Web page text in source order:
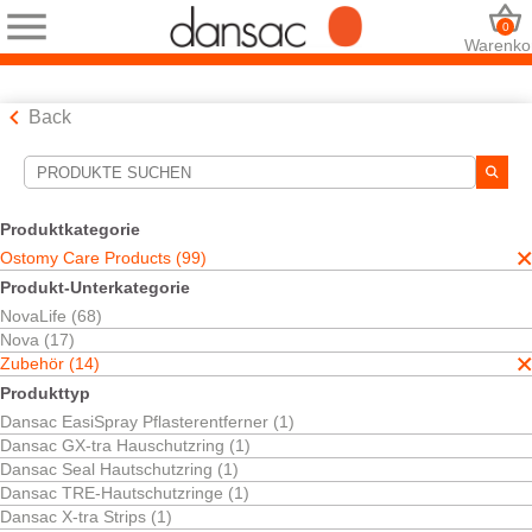
0
Back
Produktkategorie
Ostomy Care Products (99)
Produkt-Unterkategorie
NovaLife (68)
Nova (17)
Zubehör (14)
Produkttyp
Dansac EasiSpray Pflasterentferner (1)
Dansac GX-tra Hauschutzring (1)
Dansac Seal Hautschutzring (1)
Dansac TRE-Hautschutzringe (1)
Dansac X-tra Strips (1)
Suchwerkzeuge
Ihre Auswahl:
Ostomy Care Products
Zubehör
TRE™ Technologie
Ihre Auswahl hat2Ergebnisse ergeben
Sortieren nach: